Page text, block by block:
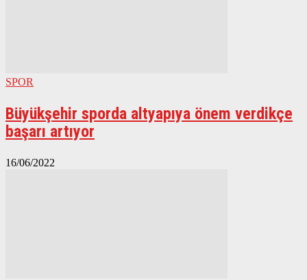
SPOR
Büyükşehir sporda altyapıya önem verdikçe
başarı artıyor
16/06/2022